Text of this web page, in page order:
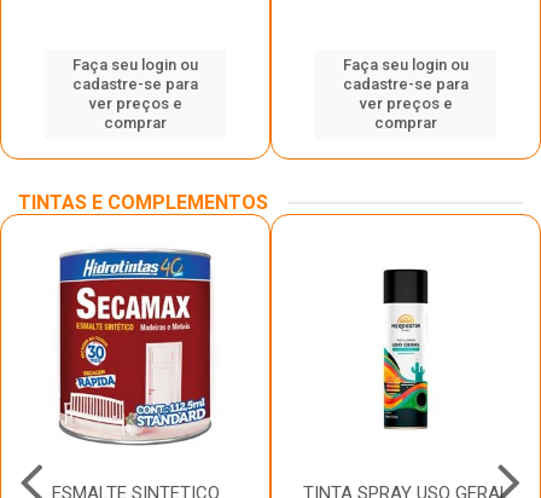
Faça seu login ou
cadastre-se para
ver preços e
comprar
Faça seu login ou
cadastre-se para
ver preços e
comprar
TINTAS E COMPLEMENTOS
ESMALTE SINTETICO TINTA SPRAY USO GERAL